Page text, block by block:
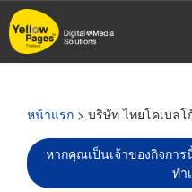
ข้าม
ไป
หน้าแรก > บริษัท ไทยโคเบล
หากคุณเป็นเจ้าของกิจกา
ทำ